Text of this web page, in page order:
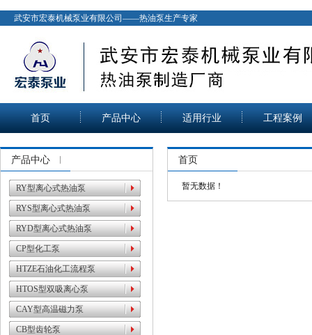
武安市宏泰机械泵业有限公司——热油泵生产专家
首页 产品中心 适用行业 工程案例
产品中心
RY型离心式热油泵
RYS型离心式热油泵
RYD型离心式热油泵
CP型化工泵
HTZE石油化工流程泵
HTOS型双吸离心泵
CAY型高温磁力泵
CB型齿轮泵
首页
暂无数据！